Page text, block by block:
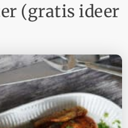
(gratis ideer